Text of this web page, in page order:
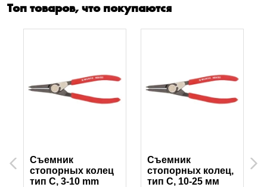
Топ товаров, что покупаются
PreviousСъемник
стопорных колец
тип C, 3-10 mm
Съемник
стопорных колец,
тип C, 10-25 мм
Next